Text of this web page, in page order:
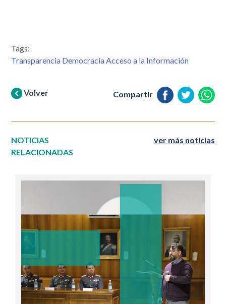
Tags:
Transparencia Democracia Acceso a la Información
Volver Compartir
NOTICIAS
RELACIONADAS
ver más noticias